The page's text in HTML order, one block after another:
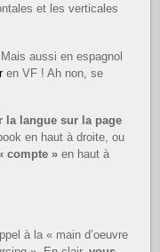
et les verticales
aussi en espagnol
en VF ! Ah non, se
la langue sur la page
en haut à droite, ou
compte » en haut à
à la « main d’oeuvre